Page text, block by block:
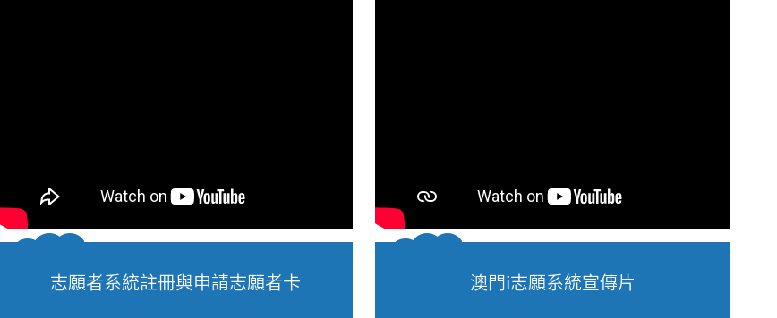
志願者系統註冊與申請志願者卡 澳門i志願系統宣傳片